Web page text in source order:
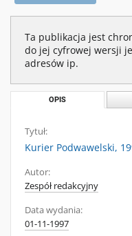
Ta publikacja jest
do jej cyfrowej wersji
adresów ip.
OPIS
Tytuł:
Kurier Podwawelski,
Autor:
Zespół redakcyjny
Data wydania:
01-11-1997